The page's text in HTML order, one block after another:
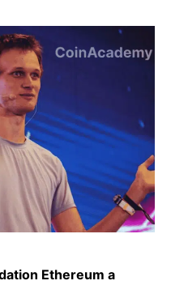
Ethereum a